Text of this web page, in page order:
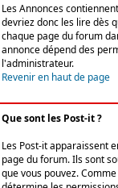
Les Annonces
devriez donc les lire dès
chaque page du forum
annonce dépend des
l'administrateur.
Revenir en haut de page
Que sont les Post-it ?
Les Post-it apparaissent
page du forum. Ils sont
que vous pouvez.